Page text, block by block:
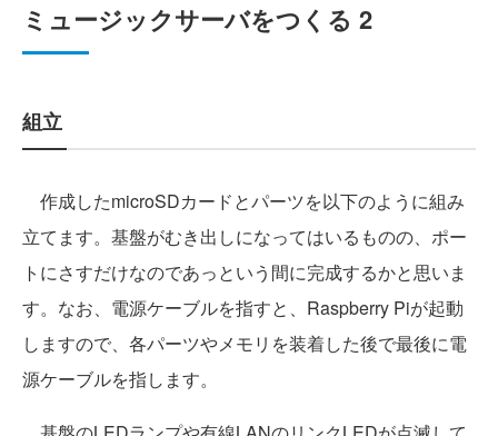
ミュージックサーバをつくる 2
組立
作成したmicroSDカードとパーツを以下のように組み
立てます。基盤がむき出しになってはいるものの、ポー
トにさすだけなのであっという間に完成するかと思いま
す。なお、電源ケーブルを指すと、Raspberry Piが起動
しますので、各パーツやメモリを装着した後で最後に電
源ケーブルを指します。